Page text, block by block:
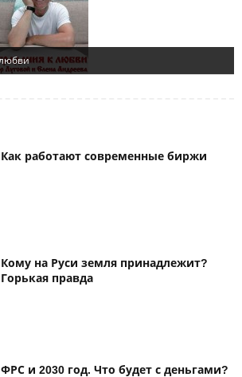
Как работают современные биржи
Кому на Руси земля принадлежит?
Горькая правда
ФРС и 2030 год. Что будет с деньгами?